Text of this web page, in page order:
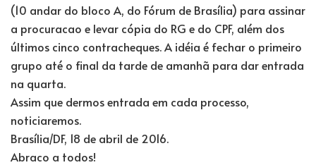
(10 andar do bloco A, do Fórum de Brasília) para assinar
a procuracao e levar cópia do RG e do CPF, além dos
últimos cinco contracheques. A idéia é fechar o primeiro
grupo até o final da tarde de amanhã para dar entrada
na quarta.
Assim que dermos entrada em cada processo,
noticiaremos.
Brasília/DF, 18 de abril de 2016.
Abraco a todos!